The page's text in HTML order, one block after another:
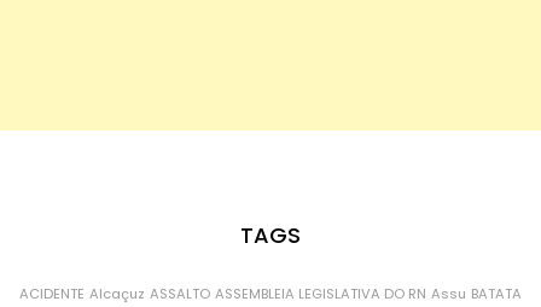
TAGS
ACIDENTE Alcaçuz ASSALTO ASSEMBLEIA LEGISLATIVA DO RN Assu BATATA